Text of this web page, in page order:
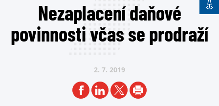
Nezaplacení daňové
povinnosti včas se prodraží
2. 7. 2019